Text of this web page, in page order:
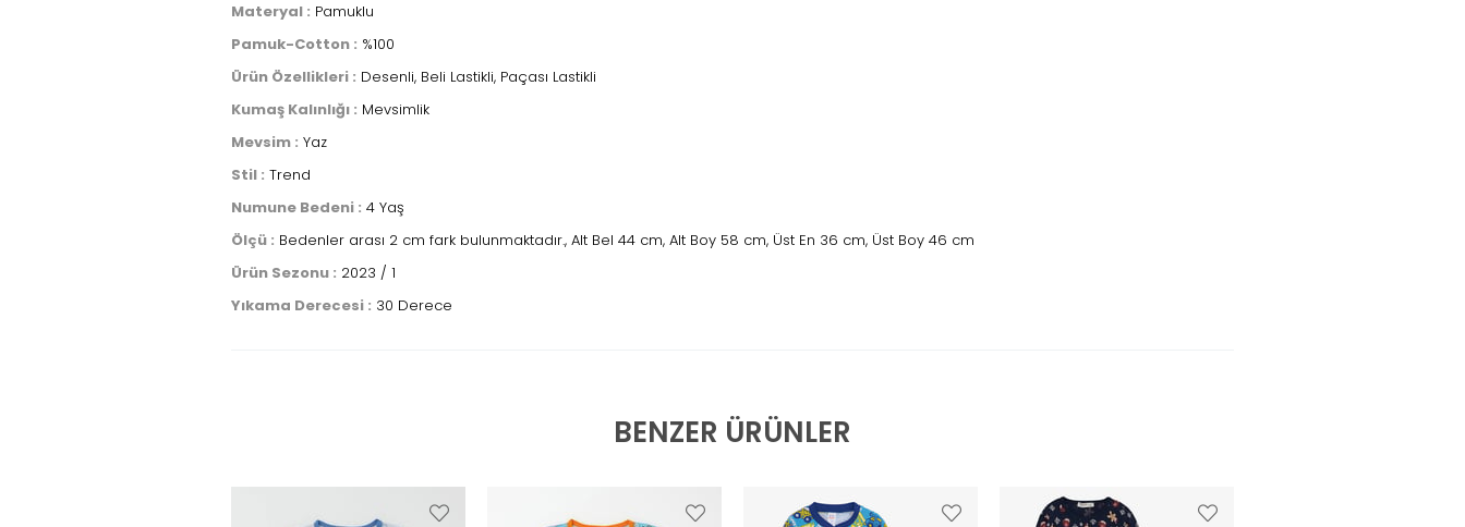
Materyal : Pamuklu
Pamuk-Cotton : %100
Ürün Özellikleri : Desenli, Beli Lastikli, Paçası Lastikli
Kumaş Kalınlığı : Mevsimlik
Mevsim : Yaz
Stil : Trend
Numune Bedeni : 4 Yaş
Ölçü : Bedenler arası 2 cm fark bulunmaktadır., Alt Bel 44 cm, Alt Boy 58 cm, Üst En 36 cm, Üst Boy 46 cm
Ürün Sezonu : 2023 / 1
Yıkama Derecesi : 30 Derece
BENZER ÜRÜNLER